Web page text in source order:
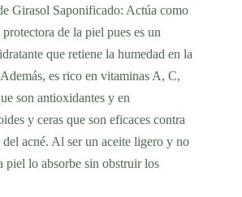
Girasol Saponificado: Actúa como
de la piel pues es un
que retiene la humedad en la
es rico en vitaminas A, C,
son antioxidantesy en
y ceras que son eficaces contra
del acné. Al ser un aceite ligero y no
piel lo absorbe sin obstruir los